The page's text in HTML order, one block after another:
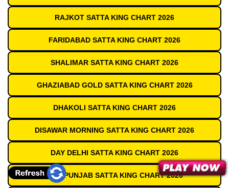
RAJKOT SATTA KING CHART 2026
FARIDABAD SATTA KING CHART 2026
SHALIMAR SATTA KING CHART 2026
GHAZIABAD GOLD SATTA KING CHART 2026
DHAKOLI SATTA KING CHART 2026
DISAWAR MORNING SATTA KING CHART 2026
DAY DELHI SATTA KING CHART 2026
OLD PUNJAB SATTA KING CHART 2026